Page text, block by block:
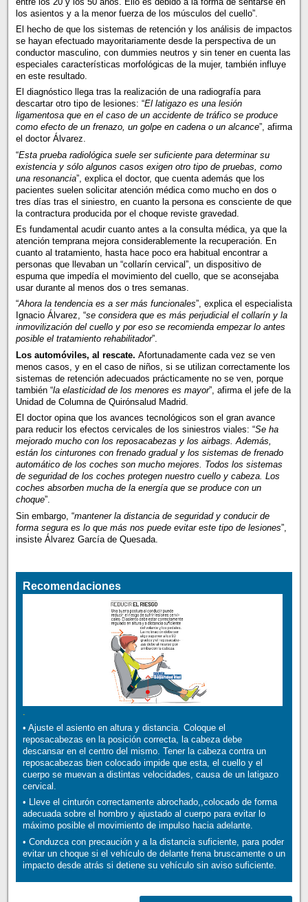
los asientos y a la menor fuerza de los músculos del cuello”.
El hecho de que los sistemas de retención y los análisis de impactos
se hayan efectuado mayoritariamente desde la perspectiva de un
conductor masculino, con dummies neutros y sin tener en cuenta las
especiales características morfológicas de la mujer, también influye
en este resultado.
El diagnóstico llega tras la realización de una radiografía para
descartar otro tipo de lesiones: “El latigazo es una lesión
ligamentosa que en el caso de un accidente de tráfico se produce
como efecto de un frenazo, un golpe en cadena o un alcance”, afirma
el doctor Álvarez.
“Esta prueba radiológica suele ser suficiente para determinar su
existencia y sólo algunos casos exigen otro tipo de pruebas, como
una resonancia”, explica el doctor, que cuenta además que los
pacientes suelen solicitar atención médica como mucho en dos o
tres días tras el siniestro, en cuanto la persona es consciente de que
la contractura producida por el choque reviste gravedad.
Es fundamental acudir cuanto antes a la consulta médica, ya que la
atención temprana mejora considerablemente la recuperación. En
cuanto al tratamiento, hasta hace poco era habitual encontrar a
personas que llevaban un “collarín cervical”, un dispositivo de
espuma que impedía el movimiento del cuello, que se aconsejaba
usar durante al menos dos o tres semanas.
“Ahora la tendencia es a ser más funcionales”, explica el especialista
Ignacio Álvarez, “se considera que es más perjudicial el collarín y la
inmovilización del cuello y por eso se recomienda empezar lo antes
posible el tratamiento rehabilitador”.
Los automóviles, al rescate. Afortunadamente cada vez se ven
menos casos, y en el caso de niños, si se utilizan correctamente los
sistemas de retención adecuados prácticamente no se ven, porque
también “la elasticidad de los menores es mayor”, afirma el jefe de la
Unidad de Columna de Quirónsalud Madrid.
El doctor opina que los avances tecnológicos son el gran avance
para reducir los efectos cervicales de los siniestros viales: “Se ha
mejorado mucho con los reposacabezas y los airbags. Además,
están los cinturones con frenado gradual y los sistemas de frenado
automático de los coches son mucho mejores. Todos los sistemas
de seguridad de los coches protegen nuestro cuello y cabeza. Los
coches absorben mucha de la energía que se produce con un
choque”.
Sin embargo, “mantener la distancia de seguridad y conducir de
forma segura es lo que más nos puede evitar este tipo de lesiones”,
insiste Álvarez García de Quesada.
Recomendaciones
• Ajuste el asiento en altura y distancia. Coloque el
reposacabezas en la posición correcta, la cabeza debe
descansar en el centro del mismo. Tener la cabeza contra un
reposacabezas bien colocado impide que esta, el cuello y el
cuerpo se muevan a distintas velocidades, causa de un latigazo
cervical.
• Lleve el cinturón correctamente abrochado,,colocado de forma
adecuada sobre el hombro y ajustado al cuerpo para evitar lo
máximo posible el movimiento de impulso hacia adelante.
• Conduzca con precaución y a la distancia suficiente, para poder
evitar un choque si el vehículo de delante frena bruscamente o un
impacto desde atrás si detiene su vehículo sin aviso suficiente.